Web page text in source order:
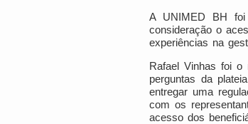
A UNIMED BH foi
consideração o
experiências na
Rafael Vinhas foi o
perguntas da
entregar uma
com os
acesso dos